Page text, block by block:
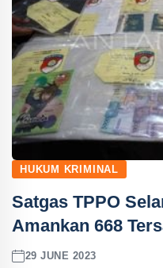
HUKUM KRIMINAL
Satgas TPPO
Amankan 668
29 JUNE 2023